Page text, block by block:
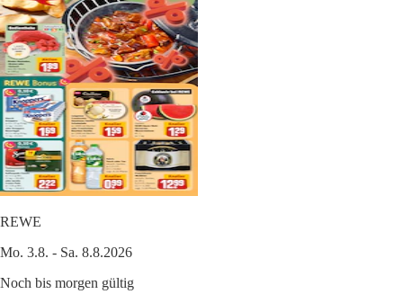
REWE
Mo. 3.8. - Sa. 8.8.2026
Noch bis morgen gültig